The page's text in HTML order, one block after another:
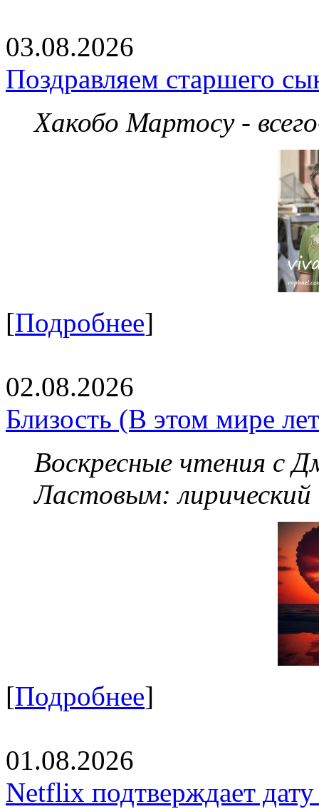
03.08.2026
Поздравляем старшего
Хакобо Мартосу -
[Подробнее]
02.08.2026
Близость (В этом мире
Воскресные чтения с
Ластовым:
[Подробнее]
01.08.2026
Netflix подтверждает